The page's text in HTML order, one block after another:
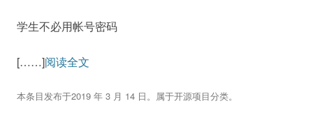
学生不必用帐号密码
[……]阅读全文
本条目发布于2019 年 3 月 14 日。属于开源项目分类。